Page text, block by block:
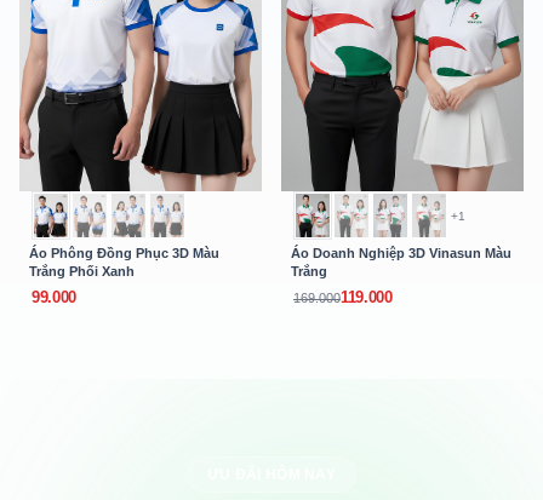
Áo Phông Đồng Phục 3D Màu
Trắng Phối Xanh
99.000
+1
Áo Doanh Nghiệp 3D Vinasun Màu
Trắng
169.000119.000